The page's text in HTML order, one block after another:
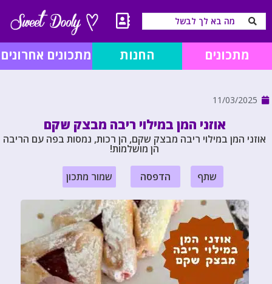
מתכונים החנות מתכונים אחרונים
11/03/2025
אוזני המן במילוי ריבה מבצק שקם
אוזני המן במילוי ריבה מבצק שקם, הן רכות, נמסות בפה עם הריבה
הן מושלמות!
שתף הדפסה שמור מתכון